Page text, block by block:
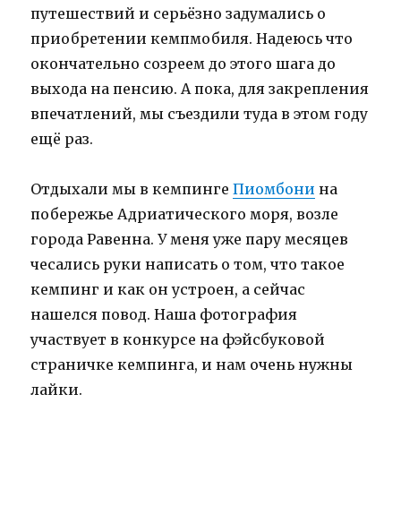
путешествий и серьёзно задумались о
приобретении кемпмобиля. Надеюсь что
окончательно созреем до этого шага до
выхода на пенсию. А пока, для закрепления
впечатлений, мы съездили туда в этом году
ещё раз.
Отдыхали мы в кемпингеПиомбони на
побережье Адриатического моря, возле
города Равенна. У меня уже пару месяцев
чесались руки написать о том, что такое
кемпинг и как он устроен, а сейчас
нашелся повод. Наша фотография
участвует в конкурсе на фэйсбуковой
страничке кемпинга, и нам очень нужны
лайки.